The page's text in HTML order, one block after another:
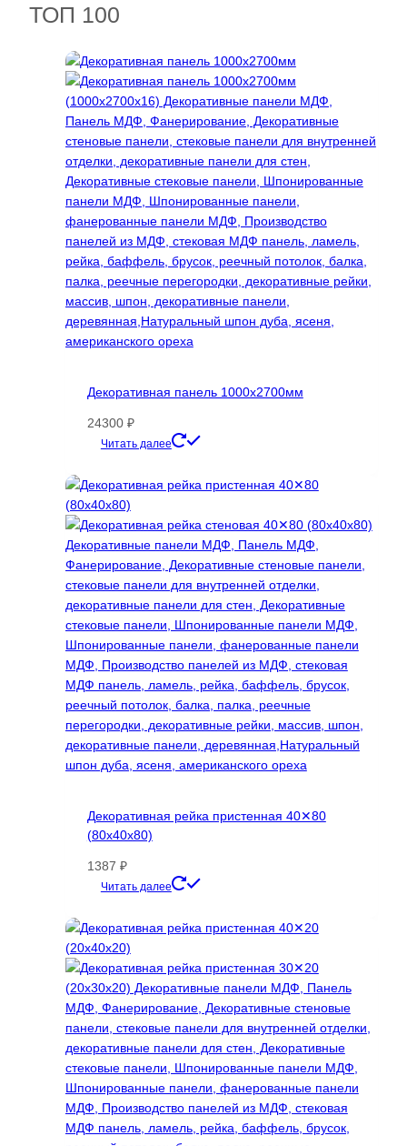
ТОП 100
Декоративная панель 1000х2700мм
24300 ₽
Читать далее
имеет
вариаций.
Опции
можно
выбрать
на
странице
товара.
Декоративная рейка пристенная 40✕80
(80х40х80)
1387 ₽
Читать далее
имеет
вариаций.
Опции
можно
выбрать
на
странице
товара.